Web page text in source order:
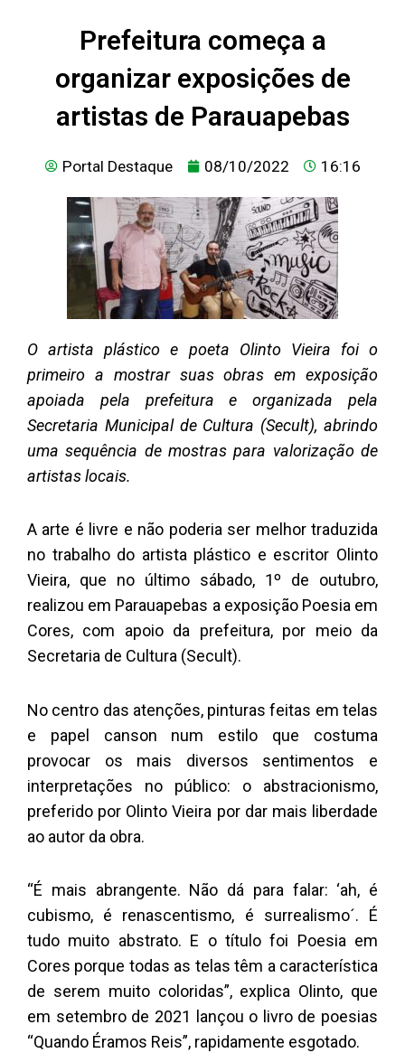
Prefeitura começa a
organizar exposições de
artistas de Parauapebas
Portal Destaque 08/10/2022 16:16
O artista plástico e poeta Olinto Vieira foi o
primeiro a mostrar suas obras em exposição
apoiada pela prefeitura e organizada pela
Secretaria Municipal de Cultura (Secult), abrindo
uma sequência de mostras para valorização de
artistas locais.
A arte é livre e não poderia ser melhor traduzida
no trabalho do artista plástico e escritor Olinto
Vieira, que no último sábado, 1º de outubro,
realizou em Parauapebas a exposição Poesia em
Cores, com apoio da prefeitura, por meio da
Secretaria de Cultura (Secult).
No centro das atenções, pinturas feitas em telas
e papel canson num estilo que costuma
provocar os mais diversos sentimentos e
interpretações no público: o abstracionismo,
preferido por Olinto Vieira por dar mais liberdade
ao autor da obra.
“É mais abrangente. Não dá para falar: ‘ah, é
cubismo, é renascentismo, é surrealismo´. É
tudo muito abstrato. E o título foi Poesia em
Cores porque todas as telas têm a característica
de serem muito coloridas”, explica Olinto, que
em setembro de 2021 lançou o livro de poesias
“Quando Éramos Reis”, rapidamente esgotado.